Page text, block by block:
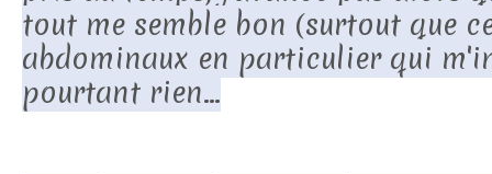
tout me semble bon (surtout que
abdominaux en particulier qui
pourtant rien...